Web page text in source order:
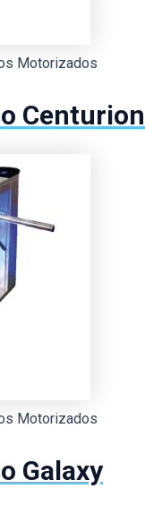
Motorizados
Centurion
Motorizados
Galaxy